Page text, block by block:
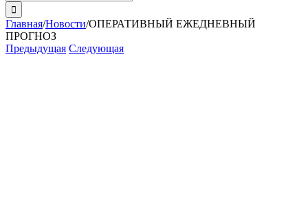
поиска:
Главная/Новости/ОПЕРАТИВНЫЙ ЕЖЕДНЕВНЫЙ
ПРОГНОЗ
Предыдущая Следующая